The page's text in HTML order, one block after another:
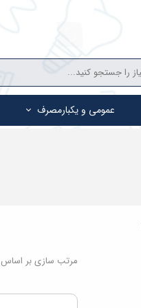
عمومی و یکبارمصرف
مرتب سازی بر اساس